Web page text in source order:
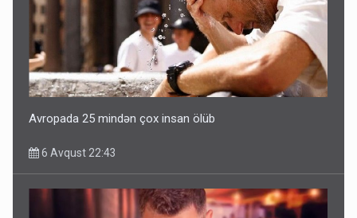
Avropada 25 mindən çox insan ölüb
6 Avqust 22:43